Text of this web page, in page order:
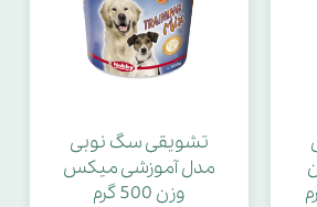
تشویقی سگ نوبی
مدل آموزشی میکس
وزن 500 گرم